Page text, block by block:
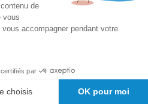
ADE IRIS
de
vous
accompagner pendant votre
par
choisis OK pour moi